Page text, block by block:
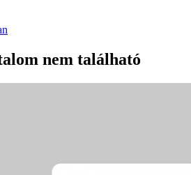
nem található